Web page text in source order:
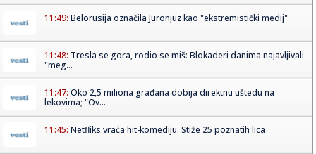
11:49: Belorusija označila Juronjuz kao "ekstremistički medij"
11:48: Tresla se gora, rodio se miš: Blokaderi danima najavljivali
"meg...
11:47: Oko 2,5 miliona građana dobija direktnu uštedu na
lekovima; "Ov...
11:45: Netfliks vraća hit-komediju: Stiže 25 poznatih lica